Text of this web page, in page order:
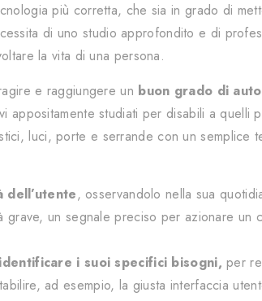
più corretta, che sia in grado di
di uno studio approfondito e di
la vita di una persona.
e raggiungere un buon grado di
studiati per disabili a quelli
luci, porte e serrande con un semplice
dell’utente, osservandolo nella sua
grave, un segnale preciso per azionare un
i suoi specifici bisogni, per
ad esempio, la giusta interfaccia